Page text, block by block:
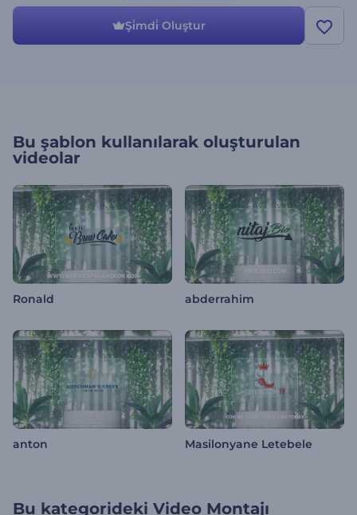
Şi̇mdi̇ Oluştur
Bu şablon kullanılarak oluşturulan
videolar
Ronald abderrahim
anton Masilonyane Letebele
Bu kategorideki Video Montajı